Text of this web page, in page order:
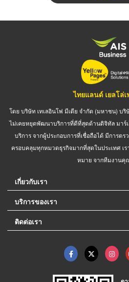
ไทยแลนด์ เยลโล่เ
โดย บริษัท เทเลอินโฟ มีเดีย จำกัด (มหาชน) บริ
ไม่เคยหยุดพัฒนาบริการที่ดีที่สุดด้านดิจิทัล มาร์
บริการ จากผู้ประกอบการที่เชื่อถือได้ มีการต
ครอบคลุมทุกหมวดธุรกิจมากที่สุดในประเทศ เ
หมาย จากทีมงานคุ
เกี่ยวกับเรา
บริการของเรา
ติดต่อเรา